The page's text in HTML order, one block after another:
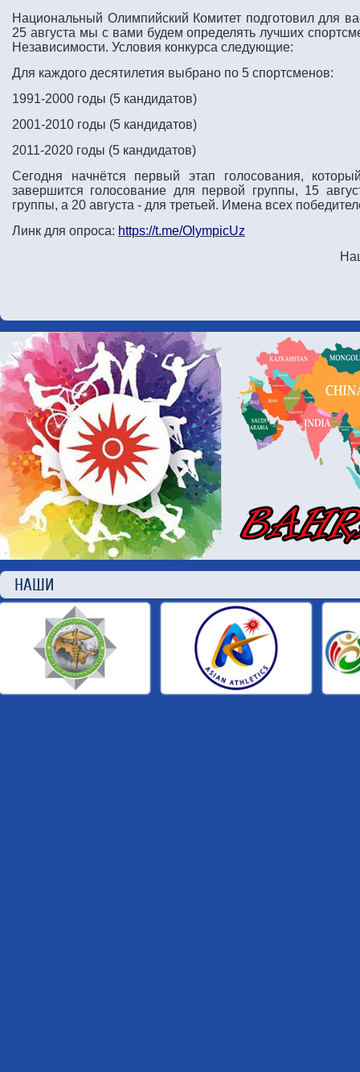
Национальный Олимпийский Комитет подготовил для
25 августа мы с вами будем определять лучших
Независимости. Условия конкурса следующие:
Для каждого десятилетия выбрано по 5 спортсменов:
1991-2000 годы (5 кандидатов)
2001-2010 годы (5 кандидатов)
2011-2020 годы (5 кандидатов)
Сегодня начнётся первый этап голосования,
завершится голосование для первой группы, 15
группы, а 20 августа - для третьей. Имена всех
Линк для опроса: https://t.me/OlympicUz
НАШИ